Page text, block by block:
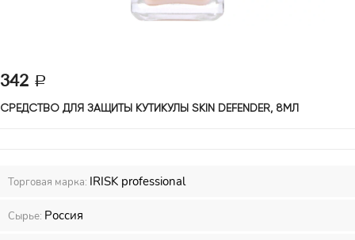
342
СРЕДСТВО ДЛЯ ЗАЩИТЫ КУТИКУЛЫ SKIN DEFENDER, 8МЛ
Торговая марка: IRISK professional
Сырье: Россия